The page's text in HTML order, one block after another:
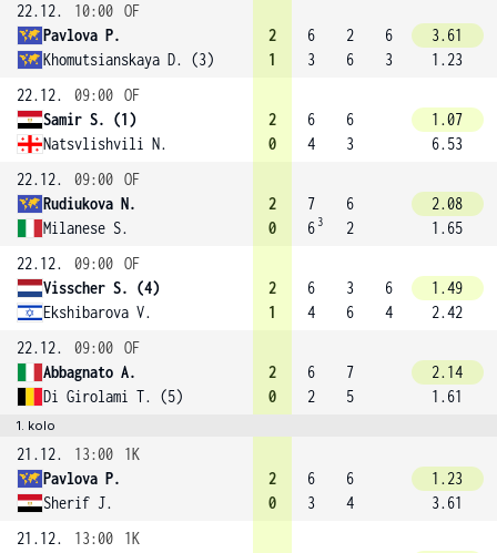
22.12.
10:00 OF
Pavlova P.
Khomutsianskaya D. (3)
2
1
6
3
2
6
6
3
3.61
1.23
22.12.
09:00 OF
Samir S. (1)
Natsvlishvili N.
2
0
6
4
6
3
1.07
6.53
22.12.
09:00 OF
Rudiukova N.
Milanese S.
2
0
7
6 3
6
2
2.08
1.65
22.12.
09:00 OF
Visscher S. (4)
Ekshibarova V.
2
1
6
4
3
6
6
4
1.49
2.42
22.12.
09:00 OF
Abbagnato A.
Di Girolami T. (5)
2
0
6
2
7
5
2.14
1.61
1. kolo
21.12. 13:00
1K
Pavlova P.
Sherif J.
2
0
6
3
6
4
1.23
3.61
21.12.
13:00
1K